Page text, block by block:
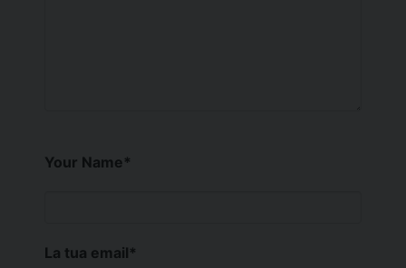
Your Name*
La tua email*